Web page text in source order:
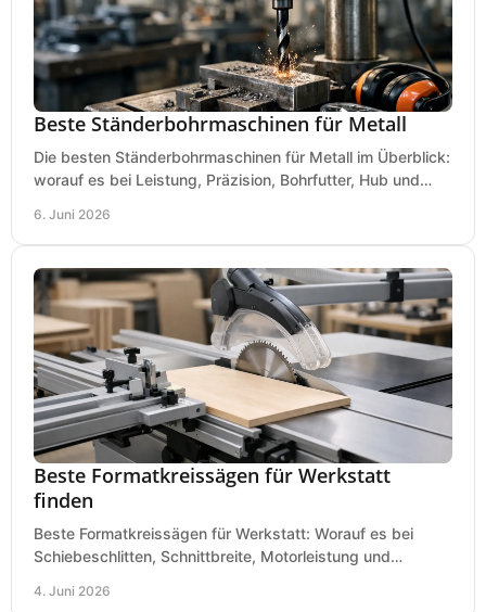
Beste Ständerbohrmaschinen für Metall
Die besten Ständerbohrmaschinen für Metall im Überblick:
worauf es bei Leistung, Präzision, Bohrfutter, Hub und
6. Juni 2026
Beste Formatkreissägen für Werkstatt
finden
Beste Formatkreissägen für Werkstatt: Worauf es bei
Schiebeschlitten, Schnittbreite, Motorleistung und
4. Juni 2026